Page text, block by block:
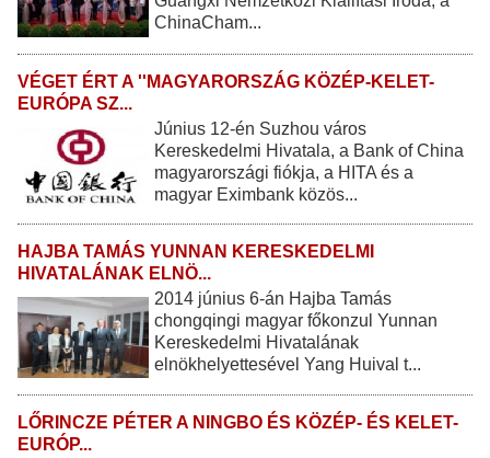
ChinaCham...
VÉGET ÉRT A ''MAGYARORSZÁG KÖZÉP-KELET-
EURÓPA SZ...
Június 12-én Suzhou város
Kereskedelmi Hivatala, a Bank of China
magyarországi fiókja, a HITA és a
magyar Eximbank közös...
HAJBA TAMÁS YUNNAN KERESKEDELMI
HIVATALÁNAK ELNÖ...
2014 június 6-án Hajba Tamás
chongqingi magyar főkonzul Yunnan
Kereskedelmi Hivatalának
elnökhelyettesével Yang Huival t...
LŐRINCZE PÉTER A NINGBO ÉS KÖZÉP- ÉS KELET-
EURÓP...